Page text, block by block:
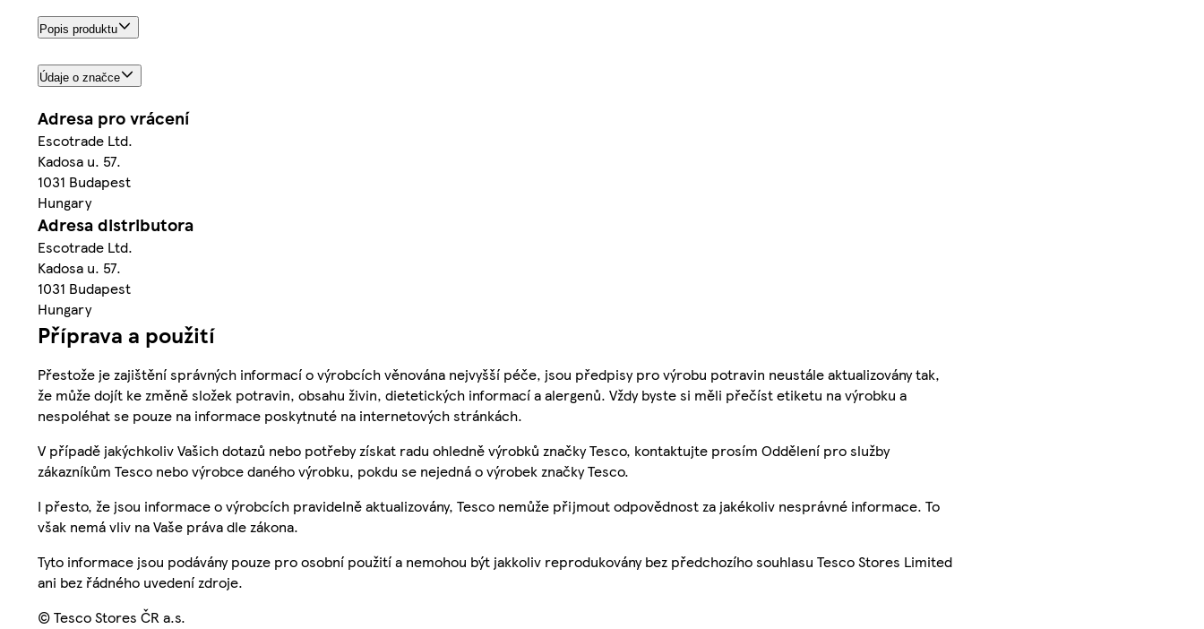
Popis produktu
Údaje o značce
Adresa pro vrácení
Escotrade Ltd.
Kadosa u. 57.
1031 Budapest
Hungary
Adresa distributora
Escotrade Ltd.
Kadosa u. 57.
1031 Budapest
Hungary
Příprava a použití
Přestože je zajištění správných informací o výrobcích věnována nejvyšší péče, jsou předpisy pro výrobu potravin neustále aktualizovány tak,
že může dojít ke změně složek potravin, obsahu živin, dietetických informací a alergenů. Vždy byste si měli přečíst etiketu na výrobku a
nespoléhat se pouze na informace poskytnuté na internetových stránkách.
V případě jakýchkoliv Vašich dotazů nebo potřeby získat radu ohledně výrobků značky Tesco, kontaktujte prosím Oddělení pro služby
zákazníkům Tesco nebo výrobce daného výrobku, pokdu se nejedná o výrobek značky Tesco.
I přesto, že jsou informace o výrobcích pravidelně aktualizovány, Tesco nemůže přijmout odpovědnost za jakékoliv nesprávné informace. To
však nemá vliv na Vaše práva dle zákona.
Tyto informace jsou podávány pouze pro osobní použití a nemohou být jakkoliv reprodukovány bez předchozího souhlasu Tesco Stores Limited
ani bez řádného uvedení zdroje.
© Tesco Stores ČR a.s.